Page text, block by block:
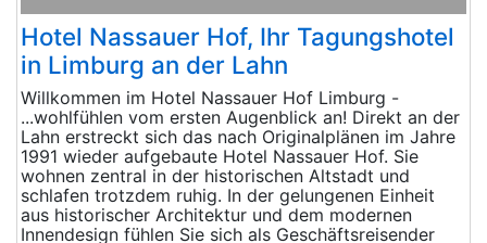
Hotel Nassauer Hof, Ihr Tagungshotel
in Limburg an der Lahn
Willkommen im Hotel Nassauer Hof Limburg -
...wohlfühlen vom ersten Augenblick an! Direkt an der
Lahn erstreckt sich das nach Originalplänen im Jahre
1991 wieder aufgebaute Hotel Nassauer Hof. Sie
wohnen zentral in der historischen Altstadt und
schlafen trotzdem ruhig. In der gelungenen Einheit
aus historischer Architektur und dem modernen
Innendesign fühlen Sie sich als Geschäftsreisender